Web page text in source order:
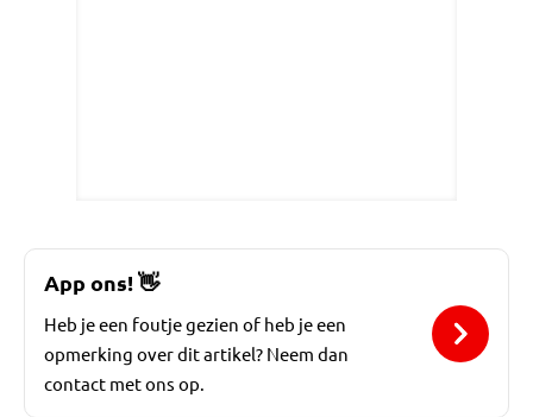
App ons!👋
Heb je een foutje gezien of heb je een
opmerking over dit artikel? Neem dan
contact met ons op.